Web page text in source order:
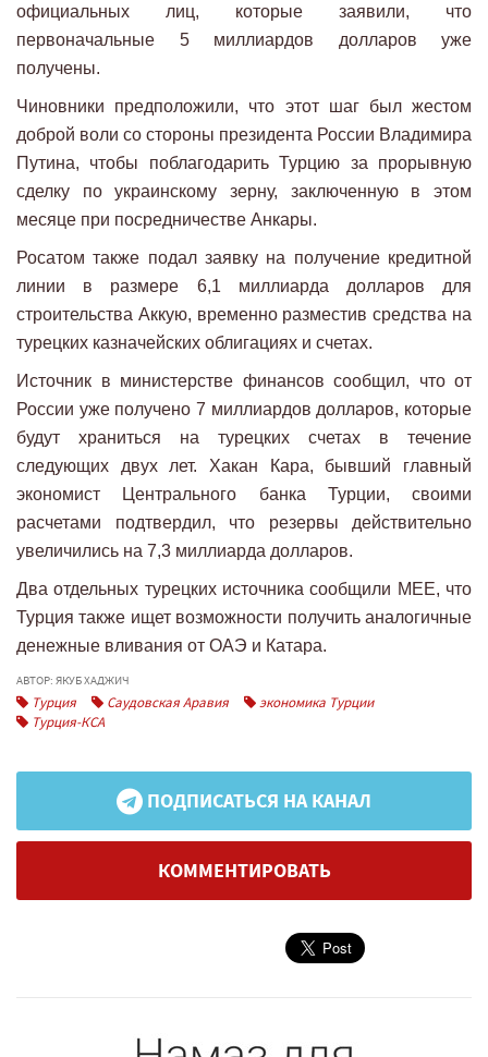
официальных лиц, которые заявили, что
первоначальные 5 миллиардов долларов уже
получены.
Чиновники предположили, что этот шаг был жестом
доброй воли со стороны президента России Владимира
Путина, чтобы поблагодарить Турцию за прорывную
сделку по украинскому зерну, заключенную в этом
месяце при посредничестве Анкары.
Росатом также подал заявку на получение кредитной
линии в размере 6,1 миллиарда долларов для
строительства Аккую, временно разместив средства на
турецких казначейских облигациях и счетах.
Источник в министерстве финансов сообщил, что от
России уже получено 7 миллиардов долларов, которые
будут храниться на турецких счетах в течение
следующих двух лет. Хакан Кара, бывший главный
экономист Центрального банка Турции, своими
расчетами подтвердил, что резервы действительно
увеличились на 7,3 миллиарда долларов.
Два отдельных турецких источника сообщили MEE, что
Турция также ищет возможности получить аналогичные
денежные вливания от ОАЭ и Катара.
АВТОР: ЯКУБ ХАДЖИЧ
Турция Саудовская Аравия
экономика Турции
Турция-КСА
ПОДПИСАТЬСЯ НА КАНАЛ
КОММЕНТИРОВАТЬ